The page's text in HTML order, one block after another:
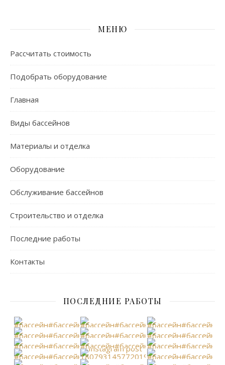
МЕНЮ
Рассчитать стоимость
Подобрать оборудование
Главная
Виды бассейнов
Материалы и отделка
Оборудование
Обслуживание бассейнов
Строительство и отделка
Последние работы
Контакты
ПОСЛЕДНИЕ РАБОТЫ